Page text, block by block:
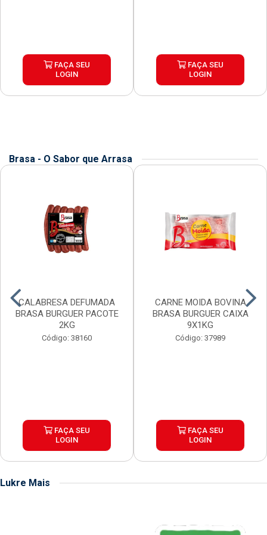
FAÇA SEU
LOGIN
FAÇA SEU
LOGIN
Brasa - O Sabor que Arrasa
CALABRESA DEFUMADA
BRASA BURGUER PACOTE
2KG
Código: 38160
FAÇA SEU
LOGIN
CARNE MOIDA BOVINA
BRASA BURGUER CAIXA
9X1KG
Código: 37989
FAÇA SEU
LOGIN
Lukre Mais